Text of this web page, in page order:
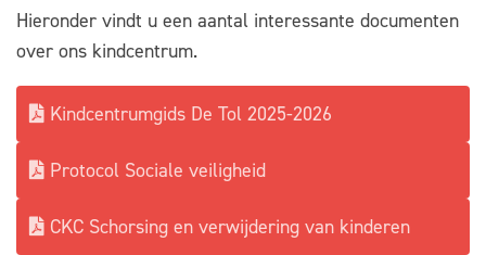
Hieronder vindt u een aantal interessante documenten
over ons kindcentrum.
Kindcentrumgids De Tol 2025-2026
Protocol Sociale veiligheid
CKC Schorsing en verwijdering van kinderen